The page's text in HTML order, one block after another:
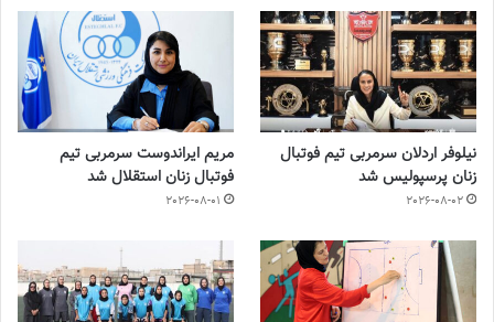
نیلوفر اردلان سرمربی تیم فوتبال
زنان پرسپولیس شد
2026-08-02
مریم ایراندوست سرمربی تیم
فوتبال زنان استقلال شد
2026-08-01